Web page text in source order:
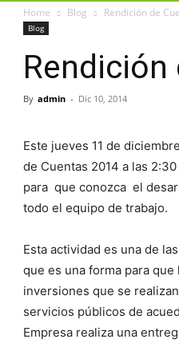
Home Blog Rendición de
Blog
Rendición
By admin - Dic 10, 2014
Este jueves 11 de
de Cuentas 2014 a las
para que conozca el
todo el equipo de trabajo.
Esta actividad es una de
que es una forma para
inversiones que se
servicios públicos de
Empresa realiza una